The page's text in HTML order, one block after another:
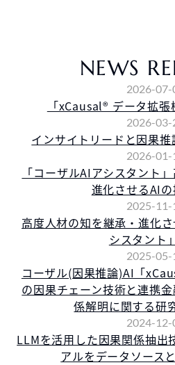
NEWS
2026-07-
「xCausal®︎ データ拡
2026-03-
インサイトリードと因果
2026-01-
「コーザルAIアシスタント
進化させるAI
2025-11-
高度人材の知を継承・進化
シスタント
2025-05-
コーザル(因果推論)AI「
の因果チェーン技術と連携
係解明に関する研
2024-12-
LLMを活用した因果関係抽出
アルをデータソース